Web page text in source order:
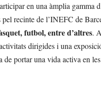
en una àmplia gamma
recinte de l’INEFC de
futbol, entre d’altres.
dirigides i una
portar una vida activa en